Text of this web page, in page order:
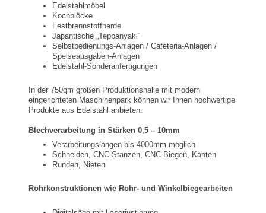
Edelstahlmöbel
Kochblöcke
Festbrennstoffherde
Japantische „Teppanyaki“
Selbstbedienungs-Anlagen / Cafeteria-Anlagen /
Speiseausgaben-Anlagen
Edelstahl-Sonderanfertigungen
In der 750qm großen Produktionshalle mit modern
eingerichteten Maschinenpark können wir Ihnen hochwertige
Produkte aus Edelstahl anbieten.
Blechverarbeitung in Stärken 0,5 – 10mm
Verarbeitungslängen bis 4000mm möglich
Schneiden, CNC-Stanzen, CNC-Biegen, Kanten
Runden, Nieten
Rohrkonstruktionen wie Rohr- und Winkelbiegearbeiten